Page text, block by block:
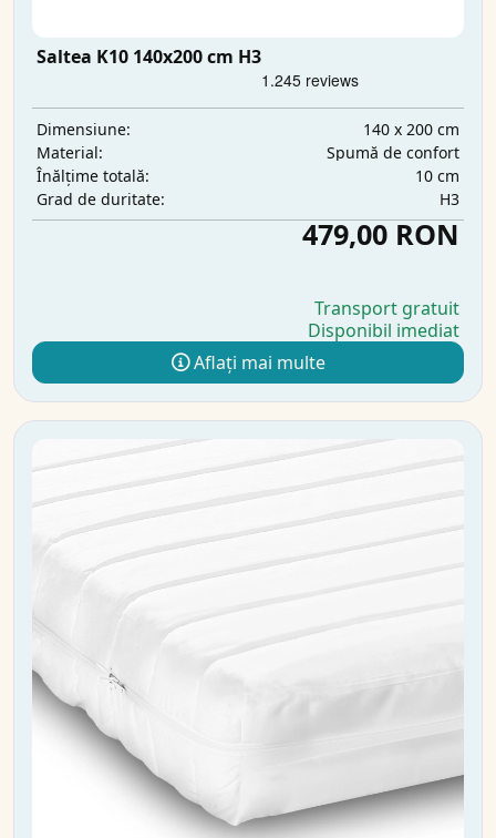
Saltea K10 140x200 cm H3
Dimensiune:
140 x 200 cm
Material:
Spumă de confort
Înălțime totală:
10 cm
Grad de duritate:
H3
479,00 RON
Transport gratuit
Disponibil imediat
Aflați mai multe